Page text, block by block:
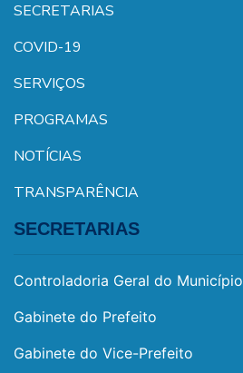
SECRETARIAS
COVID-19
SERVIÇOS
PROGRAMAS
NOTÍCIAS
TRANSPARÊNCIA
SECRETARIAS
Controladoria Geral do Município
Gabinete do Prefeito
Gabinete do Vice-Prefeito